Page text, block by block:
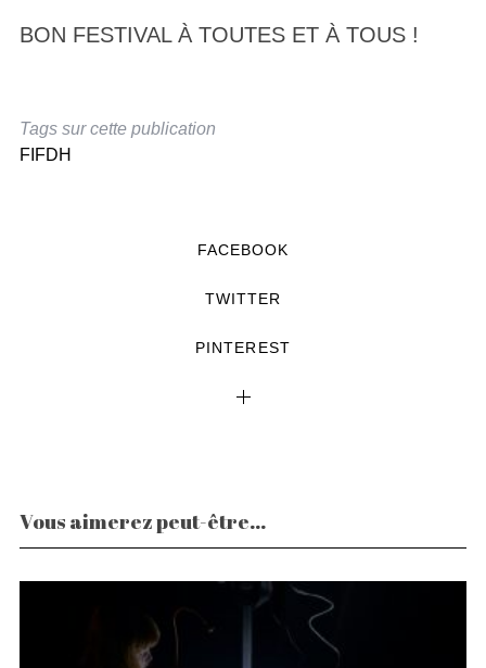
BON FESTIVAL À TOUTES ET À TOUS !
Tags sur cette publication
FIFDH
FACEBOOK
TWITTER
PINTEREST
Vous aimerez peut-être...